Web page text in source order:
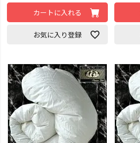
カートに入れる
お気に入り登録